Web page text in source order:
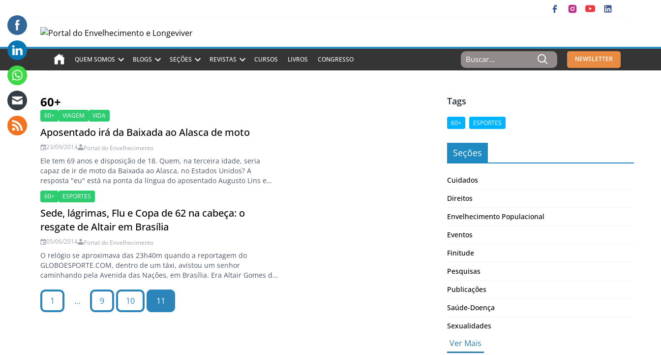
QUEM SOMOS BLOGS SEÇÕES REVISTAS CURSOS LIVROS CONGRESSO
Resultados
Para:
NEWSLETTER
60+
60+ VIAGEM VIDA
Aposentado irá da Baixada ao Alasca de moto
23/09/2014 Portal do Envelhecimento
Ele tem 69 anos e disposição de 18. Quem, na terceira idade, seria
capaz de ir de moto da Baixada ao Alasca, no Estados Unidos? A
resposta "eu" está na ponta da língua do aposentado Augusto Lins e
Silva, que vai percorrer 55 mil quilômetros, passando por 18 países, a
bordo de uma big trail…
60+ ESPORTES
Sede, lágrimas, Flu e Copa de 62 na cabeça: o
resgate de Altair em Brasília
05/06/2014 Portal do Envelhecimento
O relógio se aproximava das 23h40m quando a reportagem do
GLOBOESPORTE.COM, dentro de um táxi, avistou um senhor
caminhando pela Avenida das Nações, em Brasília. Era Altair Gomes de
estava desaparecido havia mais de dez horas. Alexandre Lozetti e
Leandro Canônico Foto: Leandro Canônico /…
1 … 9 10 11
Tags
60+ ESPORTES
Seções
Cuidados
Direitos
Envelhecimento Populacional
Eventos
Finitude
Pesquisas
Publicações
Saúde-Doença
Sexualidades
Ver Mais